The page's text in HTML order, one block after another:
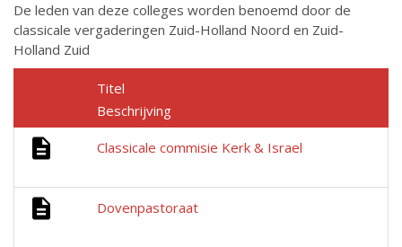
De leden van deze colleges worden benoemd door de
classicale vergaderingen Zuid-Holland Noord en Zuid-
Holland Zuid
Titel
Beschrijving
Classicale commisie Kerk & Israel
Dovenpastoraat